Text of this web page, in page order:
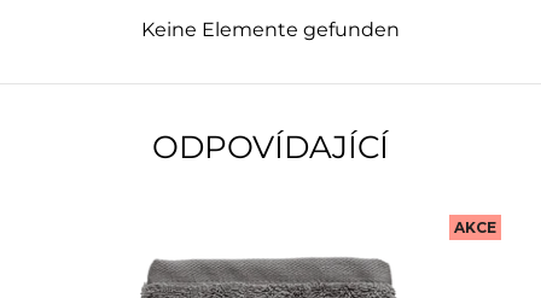
Keine Elemente gefunden
ODPOVÍDAJÍCÍ
AKCE